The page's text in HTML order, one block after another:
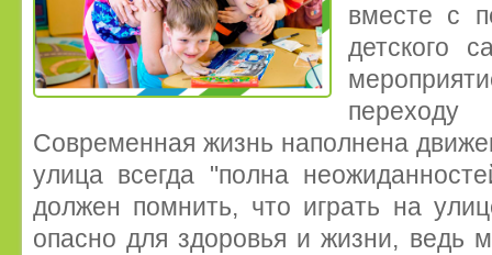
вместе с
детского
Современная жизнь наполнена
улица всегда "полна
должен помнить, что играть на
опасно для здоровья и жизни, ведь